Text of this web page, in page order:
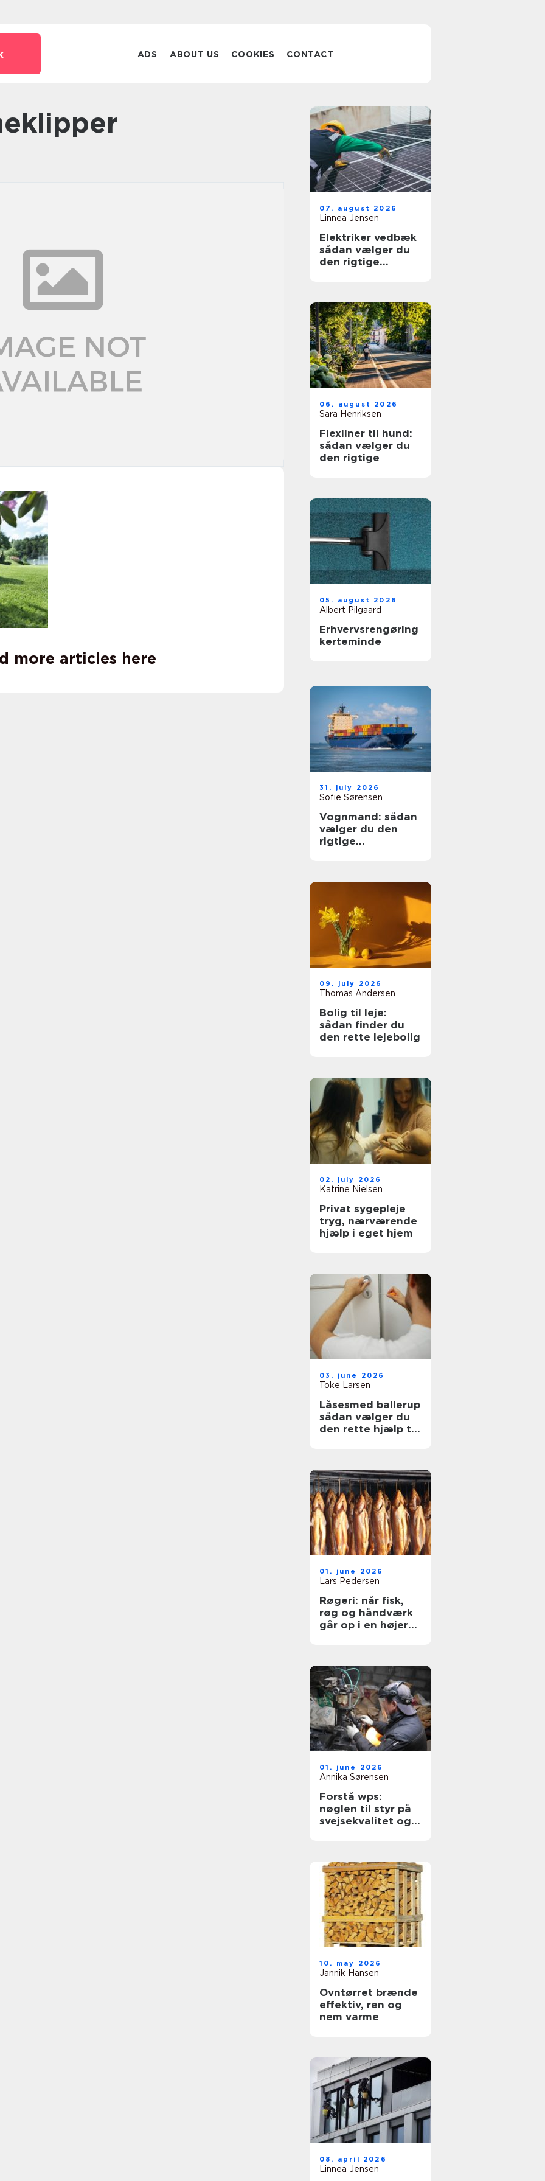
ADS ABOUT US COOKIES CONTACT
more articles here
07. august 2026
Linnea Jensen
Elektriker vedbæk
sådan vælger du
den rigtige
06. august 2026
Sara Henriksen
Flexliner til hund:
sådan vælger du
den rigtige
05. august 2026
Albert Pilgaard
Erhvervsrengøring
kerteminde
31. july 2026
Sofie Sørensen
Vognmand: sådan
vælger du den
rigtige
09. july 2026
Thomas Andersen
Bolig til leje:
sådan finder du
den rette lejebolig
02. july 2026
Katrine Nielsen
Privat sygepleje
tryg, nærværende
hjælp i eget hjem
03. june 2026
Toke Larsen
Låsesmed ballerup
sådan vælger du
den rette hjælp til
01. june 2026
Lars Pedersen
Røgeri: når fisk,
røg og håndværk
går op i en højere
01. june 2026
Annika Sørensen
Forstå wps:
nøglen til styr på
svejsekvalitet og
10. may 2026
Jannik Hansen
Ovntørret brænde
effektiv, ren og
nem varme
08. april 2026
Linnea Jensen